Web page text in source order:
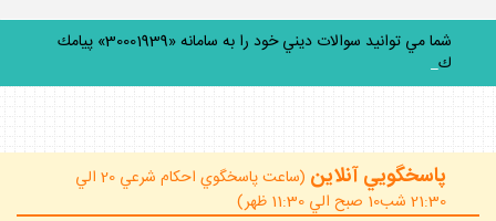
شما مي توانيد سوالات ديني خود را به سامانه «30001939» پيامك
كنيد
پاسخگويي آنلاين
(ساعت پاسخگوي احكام شرعي 20 الي
21:30 شب10 صبح الي 11:30 ظهر)